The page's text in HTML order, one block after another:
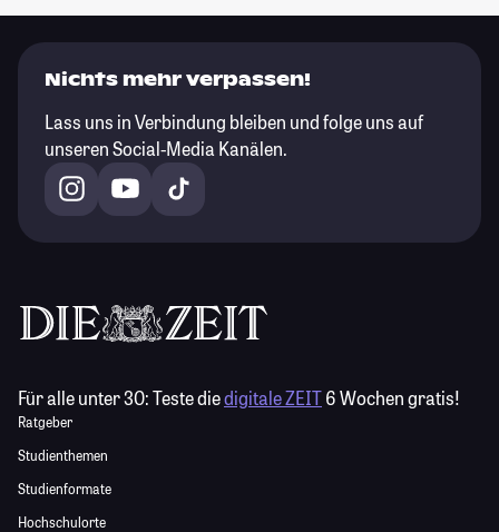
Nichts mehr verpassen!
Lass uns in Verbindung bleiben und folge uns auf
unseren Social-Media Kanälen.
Für alle unter 30:Teste diedigitale ZEIT6 Wochen gratis!
Ratgeber
Studienthemen
Studienformate
Hochschulorte